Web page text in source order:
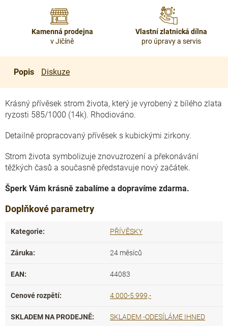
Kamenná prodejna
v Jičíně
Vlastní zlatnická dílna
pro úpravy a servis
Popis Diskuze
Krásný přívěsek strom života, který je vyrobený z bílého zlata
ryzosti 585/1000 (14k). Rhodiováno.
Detailně propracovaný přívěsek s kubickými zirkony.
Strom života symbolizuje znovuzrození a překonávání
těžkých časů a současně představuje nový začátek.
Šperk Vám krásně zabalíme a dopravíme zdarma.
Doplňkové parametry
Kategorie: PŘÍVĚSKY
Záruka: 24 měsíců
EAN: 44083
Cenové rozpětí: 4.000-5.999,-
SKLADEM NA PRODEJNĚ: SKLADEM -ODESÍLÁME IHNED